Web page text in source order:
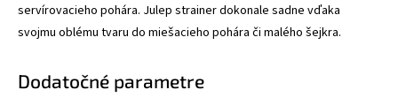
servírovacieho pohára. Julep strainer dokonale sadne vďaka
svojmu oblému tvaru do miešacieho pohára či malého šejkra.
Dodatočné parametre